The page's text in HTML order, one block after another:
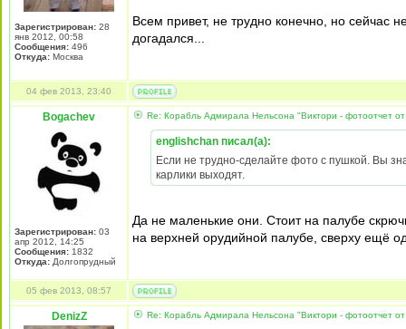
Зарегистрирован: 28
янв 2012, 00:58
Сообщения: 496
Откуда: Москва
Всем привет, не трудно конечно, но сейчас
догадался...
04 фев 2013, 23:40
Bogachev
Зарегистрирован: 03
апр 2012, 14:25
Сообщения: 1832
Откуда: Долгопрудный
Re: Корабль Адмирала Нельсона "Виктори - фотоотчет от
englishchan писал(а):
Если не трудно-сделайте фото с пушкой. Вы
карлики выходят.
Да не маленькие они. Стоит на палубе
на верхней орудийной палубе, сверху ещё
05 фев 2013, 08:57
DenizZ Re: Корабль Адмирала Нельсона "Виктори - фотоотчет от